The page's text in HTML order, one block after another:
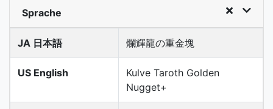
Sprache
JA 日本語 爛輝龍の重金塊
US English
Kulve Taroth Golden
Nugget+